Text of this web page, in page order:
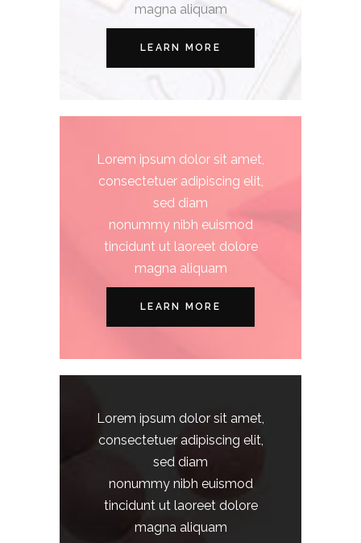
magna aliquam
LEARN MORE
Lorem ipsum dolor sit amet,
consectetuer adipiscing elit,
sed diam
nonummy nibh euismod
tincidunt ut laoreet dolore
magna aliquam
LEARN MORE
Lorem ipsum dolor sit amet,
consectetuer adipiscing elit,
sed diam
nonummy nibh euismod
tincidunt ut laoreet dolore
magna aliquam